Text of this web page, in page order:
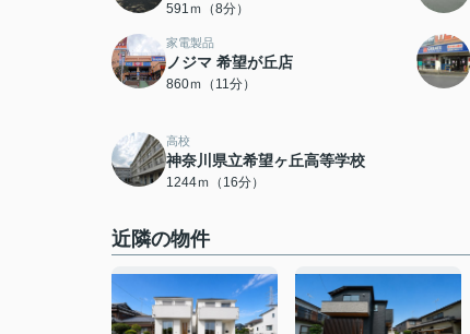
591ｍ（8分）
家電製品
ノジマ 希望が丘店
860ｍ（11分）
高校
神奈川県立希望ヶ丘高等学校
1244ｍ（16分）
近隣の物件